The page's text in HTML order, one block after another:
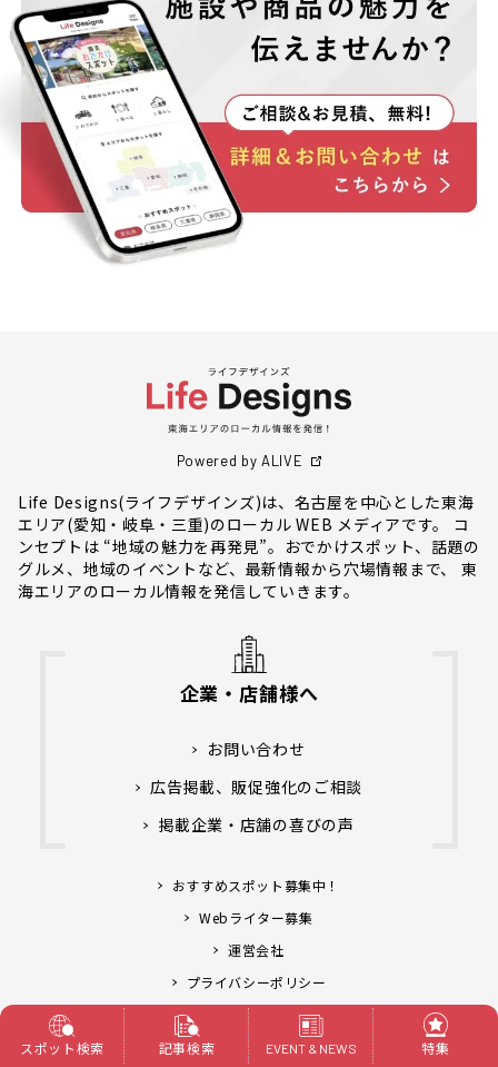
Powered by ALIVE
Life Designs(ライフデザインズ)は、名古屋を中心とした東海
エリア(愛知・岐阜・三重)のローカル WEB メディアです。 コ
ンセプトは “地域の魅力を再発見”。おでかけスポット、話題の
グルメ、地域のイベントなど、最新情報から穴場情報まで、 東
海エリアのローカル情報を発信していきます。
企業・店舗様へ
お問い合わせ
広告掲載、販促強化のご相談
掲載企業・店舗の喜びの声
おすすめスポット募集中！
Webライター募集
運営会社
プライバシーポリシー
Copyright© Life Designs & アライブ株式会社.
All Rights Reserved.
スポット検索 記事検索 EVENT & NEWS 特集